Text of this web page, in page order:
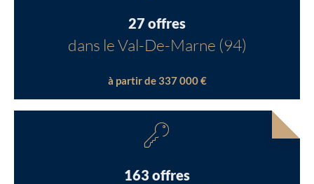
27 offres
dans le Val-De-Marne (94)
à partir de 337 000 €
163 offres